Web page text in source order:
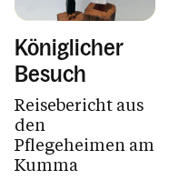
Königlicher
Besuch
Reisebericht aus
den
Pflegeheimen am
Kumma